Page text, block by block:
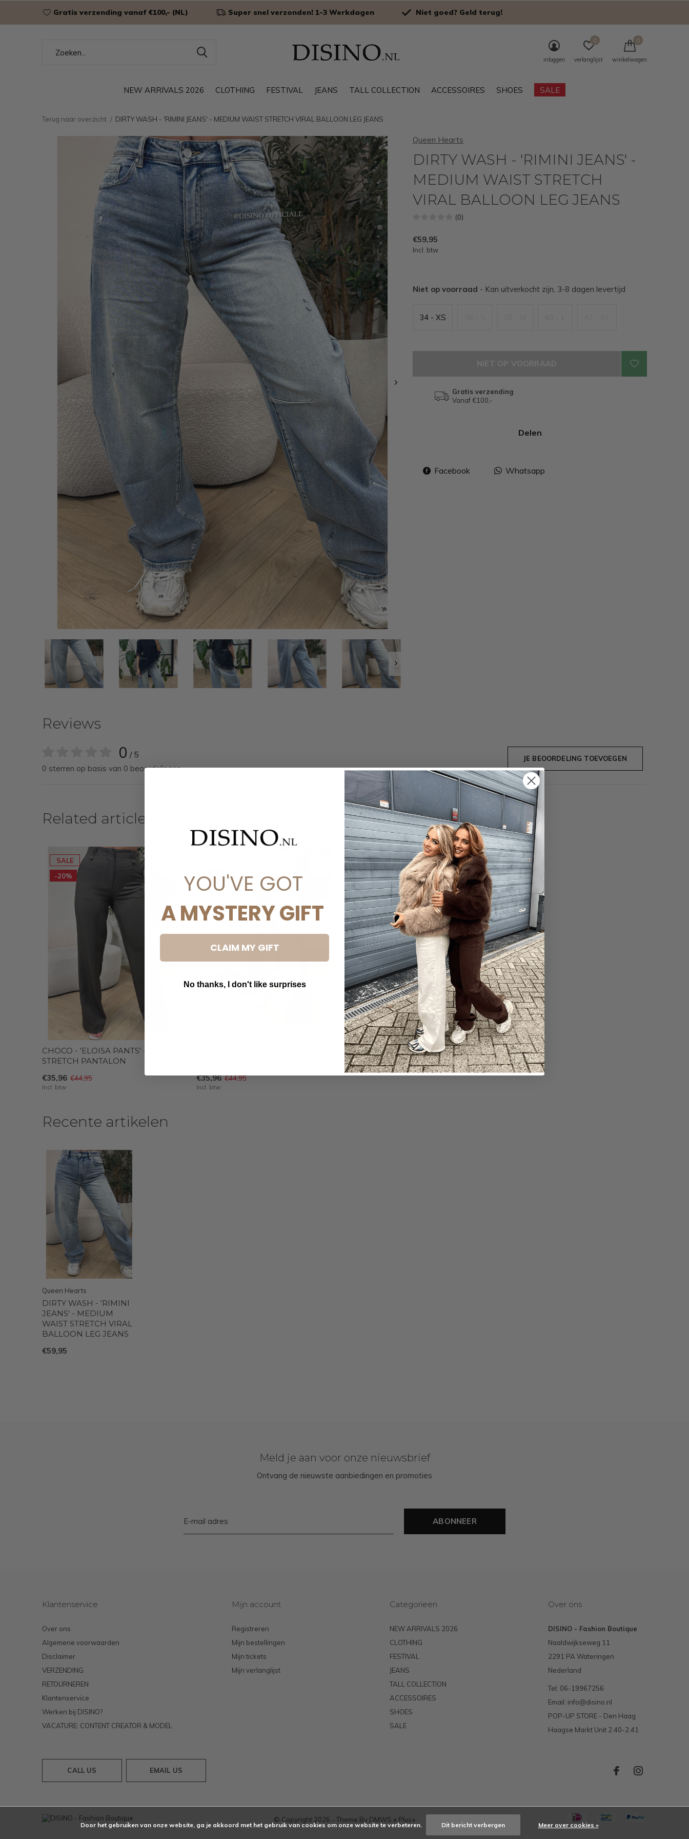
NEW ARRIVALS 2026 CLOTHING FESTIVAL JEANS TALL COLLECTION ACCESSOIRES SHOES SALE
inloggen verlanglijst
0
winkelwagen
0
Gratis verzending vanaf €100,- (NL) Super snel verzonden! 1-3 Werkdagen Niet goed? Geld terug!
Terug naar overzicht DIRTY WASH - 'RIMINI JEANS' - MEDIUM WAIST STRETCH VIRAL BALLOON LEG JEANS
Queen Hearts
DIRTY WASH - 'RIMINI JEANS' -
MEDIUM WAIST STRETCH
VIRAL BALLOON LEG JEANS
(0)
€59,95
Incl. btw
Niet op voorraad - Kan uitverkocht zijn, 3-8 dagen levertijd
34 - XS
NIET OP VOORRAAD
Gratis verzending
Vanaf €100,-
Delen
Facebook Whatsapp
Reviews
0 / 5
0 sterren op basis van 0 beoordelingen
JE BEOORDELING TOEVOEGEN
Related articles
SALE
-20%
CHOCO - 'ELOISA PANTS' - VIRAL
STRETCH PANTALON
€35,96 €44,95
Incl. btw
-20%
€35,96 €44,95
Incl. btw
Recente artikelen
Queen Hearts
DIRTY WASH - 'RIMINI
JEANS' - MEDIUM
WAIST STRETCH VIRAL
BALLOON LEG JEANS
€59,95
Meld je aan voor onze nieuwsbrief
Ontvang de nieuwste aanbiedingen en promoties
ABONNEER
Klantenservice
Over ons
Algemene voorwaarden
Disclaimer
VERZENDING
RETOURNEREN
Klantenservice
Werken bij DISINO?
VACATURE: CONTENT CREATOR & MODEL
Mijn account
Registreren
Mijn bestellingen
Mijn tickets
Mijn verlanglijst
Categorieën
NEW ARRIVALS 2026
CLOTHING
FESTIVAL
JEANS
TALL COLLECTION
ACCESSOIRES
SHOES
SALE
Over ons
DISINO - Fashion Boutique
Naaldwijkseweg 11
2291 PA Wateringen
Nederland
Tel: 06-19967256
Email: info@disino.nl
POP-UP STORE - Den Haag
Haagse Markt Unit 2.40-2.41
CALL US EMAIL US
© Copyright 2026 - Theme By DMWS x Plus+
Door het gebruiken van onze website, ga je akkoord met het gebruik van cookies om onze website te verbeteren. Dit bericht verbergen Meer over cookies »
YOU'VE GOT
A MYSTERY GIFT
CLAIM MY GIFT
No thanks, I don't like surprises